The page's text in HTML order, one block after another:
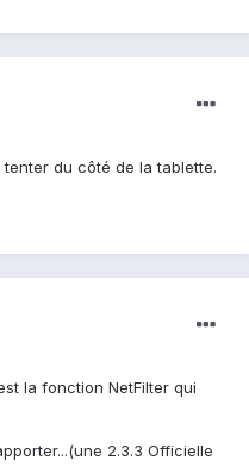
du côté de la tablette.
la fonction NetFilter qui
2.3.3 Officielle